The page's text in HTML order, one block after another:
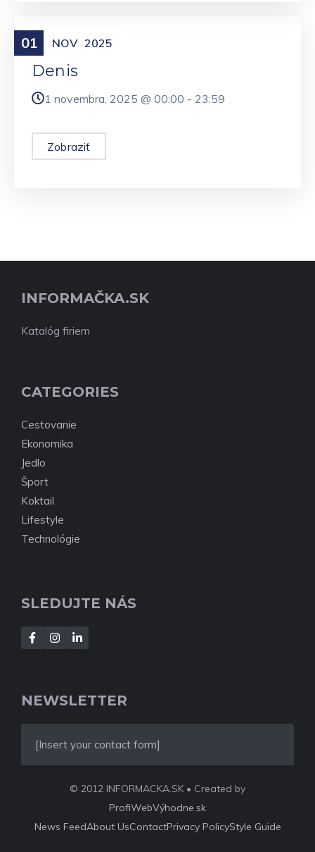
01 NOV 2025
Meniny
Denis
1 novembra, 2025 @ 00:00 - 23:59
Zobraziť
INFORMAČKA.SK
Katalóg firiem
CATEGORIES
Cestovanie
Ekonomika
Jedlo
Šport
Koktail
Lifestyle
Technológie
SLEDUJTE NÁS
NEWSLETTER
[Insert your contact form]
© 2012 INFORMACKA.SK • Created by
ProfiWebVýhodne.sk
News FeedAbout UsContactPrivacy PolicyStyle Guide